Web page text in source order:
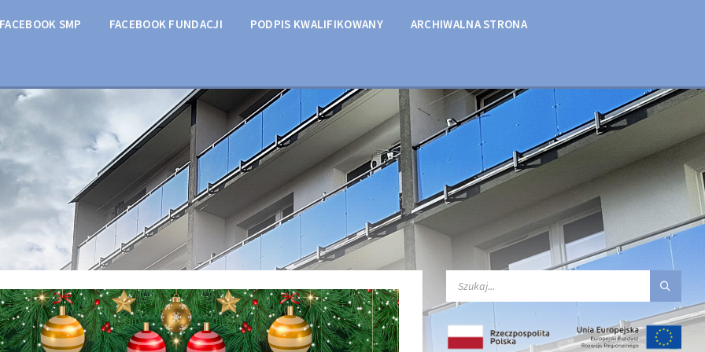
FACEBOOK SMP FACEBOOK FUNDACJI PODPIS KWALIFIKOWANY ARCHIWALNA STRONA